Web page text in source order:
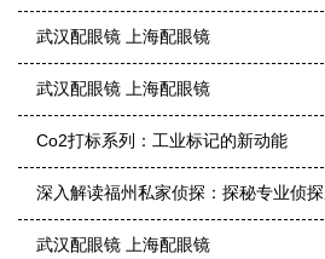
武汉配眼镜 上海配眼镜
武汉配眼镜 上海配眼镜
Co2打标系列：工业标记的新动能
深入解读福州私家侦探：探秘专业侦
武汉配眼镜 上海配眼镜